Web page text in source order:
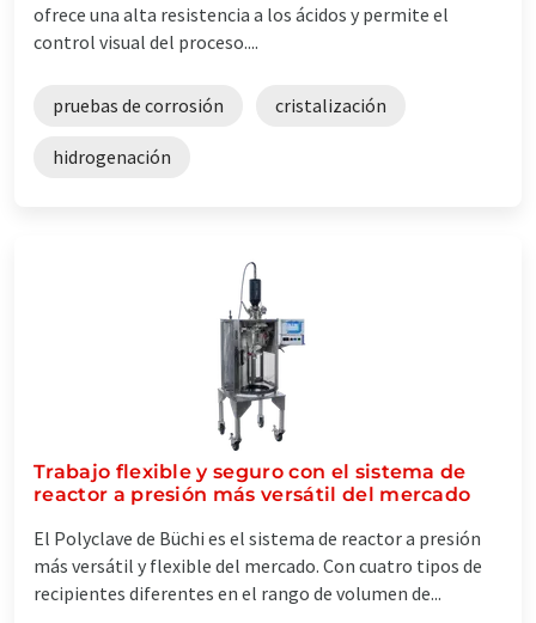
ofrece una alta resistencia a los ácidos y permite el
control visual del proceso....
pruebas de corrosión cristalización
hidrogenación
Trabajo flexible y seguro con el sistema de
reactor a presión más versátil del mercado
El Polyclave de Büchi es el sistema de reactor a presión
más versátil y flexible del mercado. Con cuatro tipos de
recipientes diferentes en el rango de volumen de...